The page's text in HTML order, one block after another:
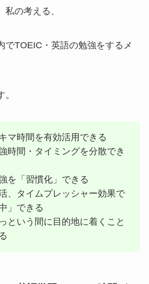
の考える、
でTOEIC・英語の勉強をするメ
時間を有効活用できる
間・タイミングを分散でき
「習慣化」できる
タイムプレッシャー効果で
」できる
いう間に目的地に着くこと